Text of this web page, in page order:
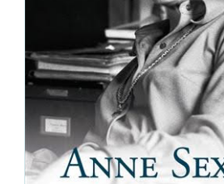
Didier Ayres, Sphère,
fureur et ferveur, œuvres
Anne Sexton Critiques